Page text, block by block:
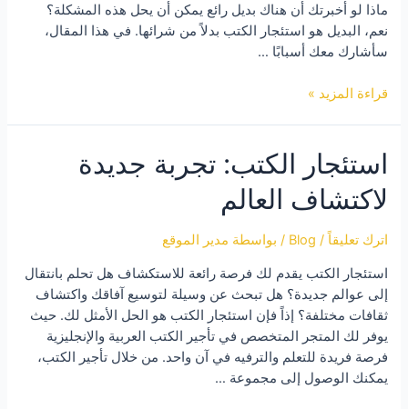
ماذا لو أخبرتك أن هناك بديل رائع يمكن أن يحل هذه المشكلة؟
نعم، البديل هو استئجار الكتب بدلاً من شرائها. في هذا المقال،
سأشارك معك أسبابًا …
أسباب
عليك
استئجار
الكتب
من
قراءة المزيد »
استئجار الكتب: تجربة جديدة
لاكتشاف العالم
اترك تعليقاً /
Blog / بواسطة مدير الموقع
استئجار الكتب يقدم لك فرصة رائعة للاستكشاف هل تحلم بانتقال
إلى عوالم جديدة؟ هل تبحث عن وسيلة لتوسيع آفاقك واكتشاف
ثقافات مختلفة؟ إذاً فإن استئجار الكتب هو الحل الأمثل لك. حيث
يوفر لك المتجر المتخصص في تأجير الكتب العربية والإنجليزية
فرصة فريدة للتعلم والترفيه في آن واحد. من خلال تأجير الكتب،
يمكنك الوصول إلى مجموعة …